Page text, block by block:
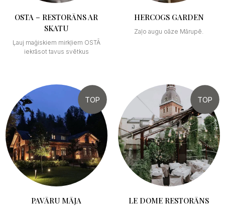
OSTA – RESTORĀNS AR
SKATU
Ļauj maģiskiem mirkļiem OSTĀ
iekrāsot tavus svētkus
HERCOGS GARDEN
Zaļo augu oāze Mārupē.
TOP
PAVĀRU MĀJA
TOP
LE DOME RESTORĀNS